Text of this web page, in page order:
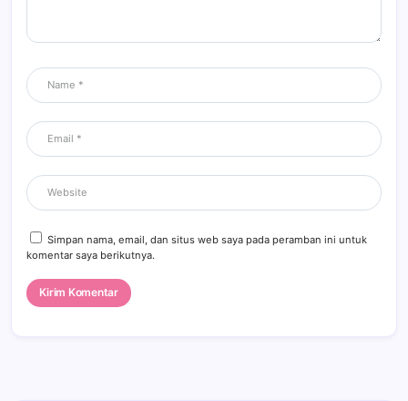
Simpan nama, email, dan situs web saya pada peramban ini untuk
komentar saya berikutnya.